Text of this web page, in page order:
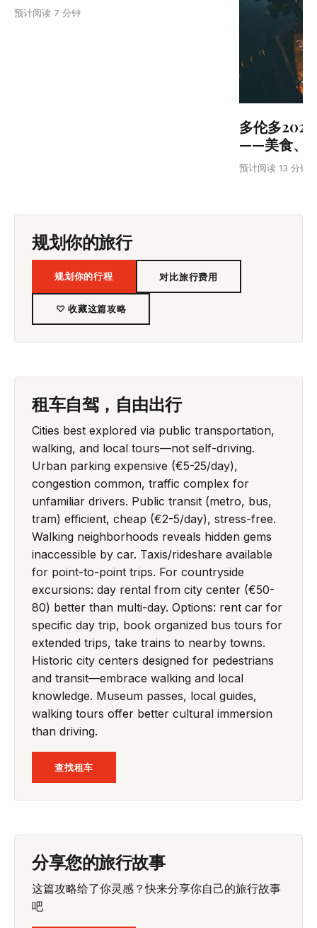
预计阅读 7 分钟
多伦多
——美食、
预计阅读 13 分钟
规划你的旅行
规划你的行程 对比旅行费用
♡ 收藏这篇攻略
租车自驾，自由出行
Cities best explored via public transportation,
walking, and local tours—not self-driving.
Urban parking expensive (€5-25/day),
congestion common, traffic complex for
unfamiliar drivers. Public transit (metro, bus,
tram) efficient, cheap (€2-5/day), stress-free.
Walking neighborhoods reveals hidden gems
inaccessible by car. Taxis/rideshare available
for point-to-point trips. For countryside
excursions: day rental from city center (€50-
80) better than multi-day. Options: rent car for
specific day trip, book organized bus tours for
extended trips, take trains to nearby towns.
Historic city centers designed for pedestrians
and transit—embrace walking and local
knowledge. Museum passes, local guides,
walking tours offer better cultural immersion
than driving.
查找租车
分享您的旅行故事
这篇攻略给了你灵感？快来分享你自己的旅行故事
吧